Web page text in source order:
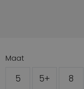
Maat
5 5+ 8